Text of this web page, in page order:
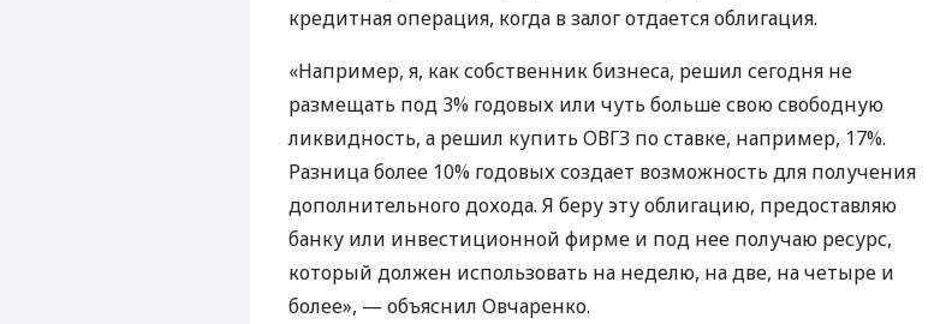
кредитная операция, когда в залог отдается облигация.
«Например, я, как собственник бизнеса, решил сегодня не
размещать под 3% годовых или чуть больше свою свободную
ликвидность, а решил купить ОВГЗ по ставке, например, 17%.
Разница более 10% годовых создает возможность для получения
дополнительного дохода. Я беру эту облигацию, предоставляю
банку или инвестиционной фирме и под нее получаю ресурс,
который должен использовать на неделю, на две, на четыре и
более», — объяснил Овчаренко.